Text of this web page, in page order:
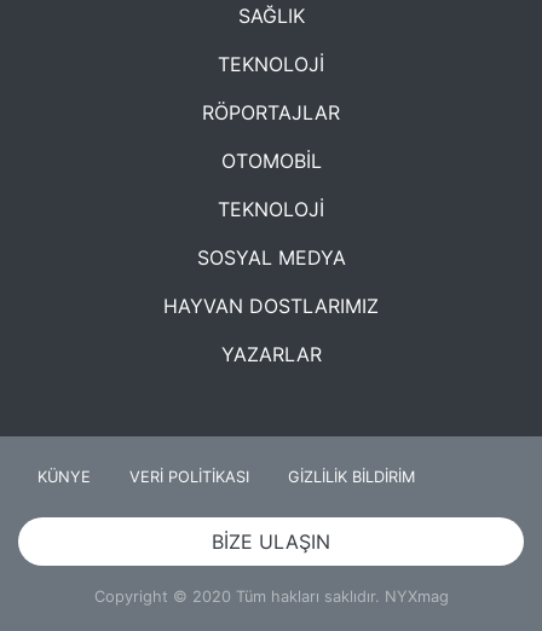
SAĞLIK
TEKNOLOJİ
RÖPORTAJLAR
OTOMOBİL
TEKNOLOJİ
SOSYAL MEDYA
HAYVAN DOSTLARIMIZ
YAZARLAR
KÜNYE VERİ POLİTİKASI GİZLİLİK BİLDİRİM
BİZE ULAŞIN
Copyright © 2020 Tüm hakları saklıdır. NYXmag